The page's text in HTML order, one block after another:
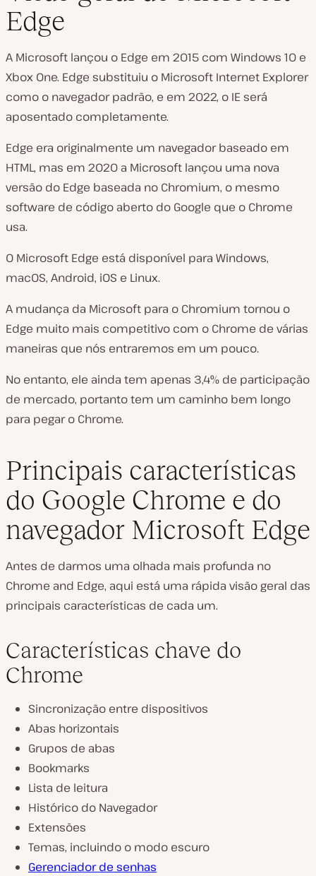
Edge
A Microsoft lançou o Edge em 2015 com Windows 10 e
Xbox One. Edge substituiu o Microsoft Internet Explorer
como o navegador padrão, e em 2022, o IE será
aposentado completamente.
Edge era originalmente um navegador baseado em
HTML, mas em 2020 a Microsoft lançou uma nova
versão do Edge baseada no Chromium, o mesmo
software de código aberto do Google que o Chrome
usa.
O Microsoft Edge está disponível para Windows,
macOS, Android, iOS e Linux.
A mudança da Microsoft para o Chromium tornou o
Edge muito mais competitivo com o Chrome de várias
maneiras que nós entraremos em um pouco.
No entanto, ele ainda tem apenas 3,4% de participação
de mercado, portanto tem um caminho bem longo
para pegar o Chrome.
Principais características
do Google Chrome e do
navegador Microsoft Edge
Antes de darmos uma olhada mais profunda no
Chrome and Edge, aqui está uma rápida visão geral das
principais características de cada um.
Características chave do
Chrome
Sincronização entre dispositivos
Abas horizontais
Grupos de abas
Bookmarks
Lista de leitura
Histórico do Navegador
Extensões
Temas, incluindo o modo escuro
Gerenciador de senhas